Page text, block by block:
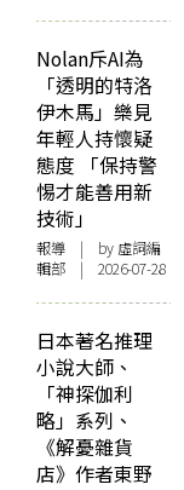
Nolan斥AI為
「透明的特洛
伊木馬」樂見
年輕人持懷疑
態度 「保持警
惕才能善用新
技術」
報導 | by 虛詞編
輯部 | 2026-07-28
日本著名推理
小說大師、
「神探伽利
略」系列、
《解憂雜貨
店》作者東野